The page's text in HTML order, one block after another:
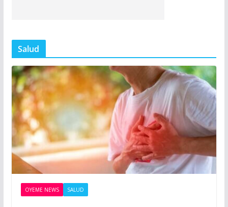
Salud
OYEME NEWS SALUD